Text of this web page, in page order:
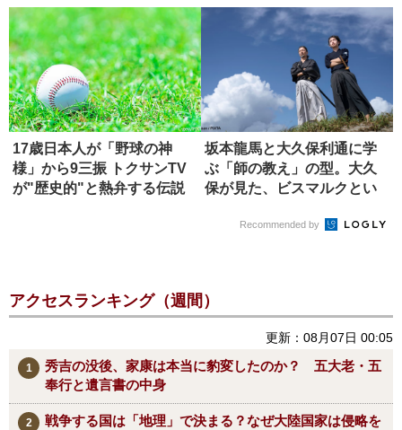
17歳日本人が「野球の神
様」から9三振 トクサンTV
が"歴史的"と熱弁する伝説
坂本龍馬と大久保利通に学
ぶ「師の教え」の型。大久
保が見た、ビスマルクとい
Recommended by
アクセスランキング（週間）
更新：08月07日 00:05
秀吉の没後、家康は本当に豹変したのか？ 五大老・五
奉行と遺言書の中身
戦争する国は「地理」で決まる？なぜ大陸国家は侵略を